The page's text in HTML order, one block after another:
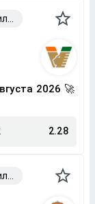
2026 🚀
2.28